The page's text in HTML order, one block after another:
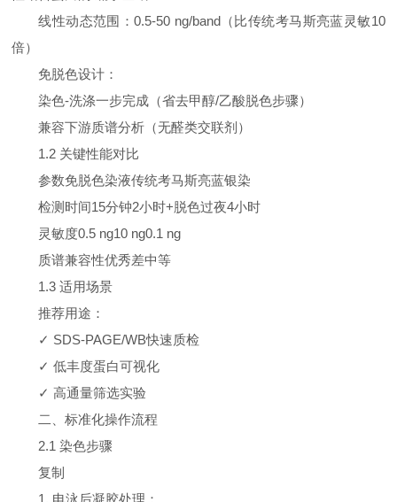
线性动态范围：0.5-50 ng/band（比传统考马斯亮蓝灵敏10
倍）
免脱色设计：
染色-洗涤一步完成（省去甲醇/乙酸脱色步骤）
兼容下游质谱分析（无醛类交联剂）
1.2 关键性能对比
参数免脱色染液传统考马斯亮蓝银染
检测时间15分钟2小时+脱色过夜4小时
灵敏度0.5 ng10 ng0.1 ng
质谱兼容性优秀差中等
1.3 适用场景
推荐用途：
✓ SDS-PAGE/WB快速质检
✓ 低丰度蛋白可视化
✓ 高通量筛选实验
二、标准化操作流程
2.1 染色步骤
复制
1. 电泳后凝胶处理：